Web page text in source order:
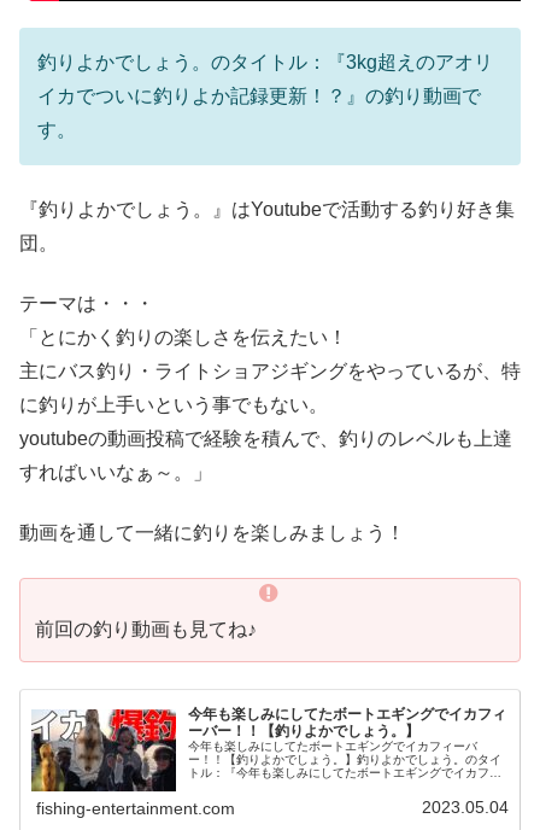
釣りよかでしょう。のタイトル：『3kg超えのアオリ
イカでついに釣りよか記録更新！？』の釣り動画で
す。
『釣りよかでしょう。』はYoutubeで活動する釣り好き集
団。
テーマは・・・
「とにかく釣りの楽しさを伝えたい！
主にバス釣り・ライトショアジギングをやっているが、特
に釣りが上手いという事でもない。
youtubeの動画投稿で経験を積んで、釣りのレベルも上達
すればいいなぁ～。」
動画を通して一緒に釣りを楽しみましょう！
前回の釣り動画も見てね♪
今年も楽しみにしてたボートエギングでイカフィ
ーバー！！【釣りよかでしょう。】
今年も楽しみにしてたボートエギングでイカフィーバ
ー！！【釣りよかでしょう。】釣りよかでしょう。のタイ
トル：『今年も楽しみにしてたボートエギングでイカフィ
fishing-entertainment.com 2023.05.04